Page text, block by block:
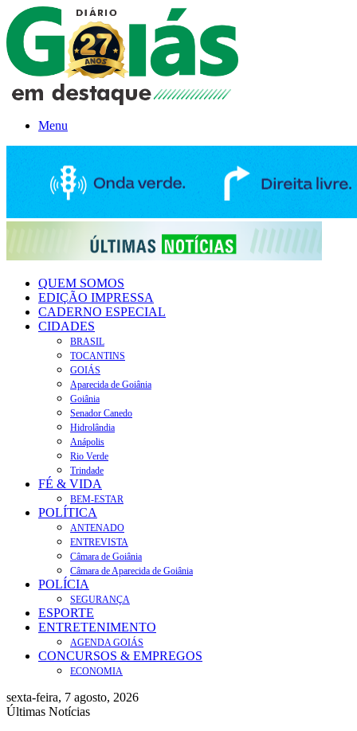
Menu
QUEM SOMOS
EDIÇÃO IMPRESSA
CADERNO ESPECIAL
CIDADES
BRASIL
TOCANTINS
GOIÁS
Aparecida de Goiânia
Goiânia
Senador Canedo
Hidrolândia
Anápolis
Rio Verde
Trindade
FÉ & VIDA
BEM-ESTAR
POLÍTICA
ANTENADO
ENTREVISTA
Câmara de Goiânia
Câmara de Aparecida de Goiânia
POLÍCIA
SEGURANÇA
ESPORTE
ENTRETENIMENTO
AGENDA GOIÁS
CONCURSOS & EMPREGOS
ECONOMIA
sexta-feira, 7 agosto, 2026
Últimas Notícias